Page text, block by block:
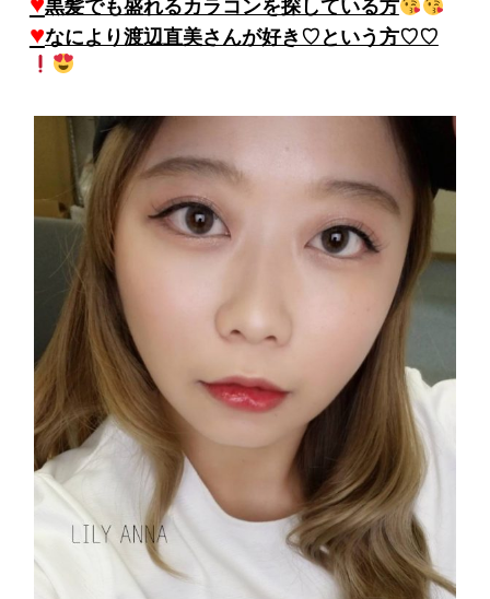
黒髪でも盛れるカラコンを探している方
♥なにより渡辺直美さんが好き♡という方♡♡